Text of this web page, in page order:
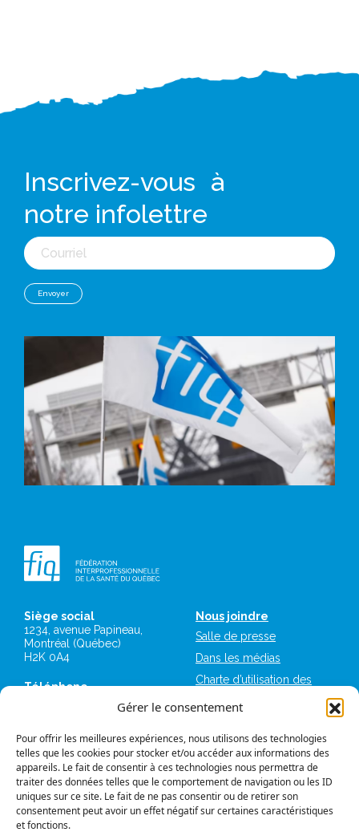
Gérer le consentement
Pour offrir les meilleures expériences, nous utilisons des technologies
telles que les cookies pour stocker et/ou accéder aux informations des
appareils. Le fait de consentir à ces technologies nous permettra de
traiter des données telles que le comportement de navigation ou les ID
uniques sur ce site. Le fait de ne pas consentir ou de retirer son
consentement peut avoir un effet négatif sur certaines caractéristiques
et fonctions.
Inscrivez-vous à
notre infolettre
Courriel
Envoyer
Siège social
1234, avenue Papineau,
Montréal (Québec)
H2K 0A4
Téléphone
Télécopieur
514 987-7273
1 877 987-7273
Nous joindre
Salle de presse
Dans les médias
Charte d’utilisation des
de la FIQ
Logos et normes
graphiques
FIQ Militantes
IntraFIQ